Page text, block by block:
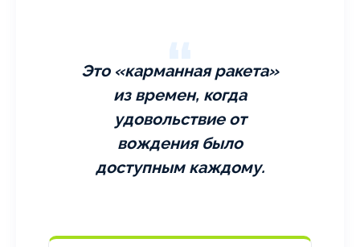
Это «карманная ракета»
из времен, когда
удовольствие от
вождения было
доступным каждому.